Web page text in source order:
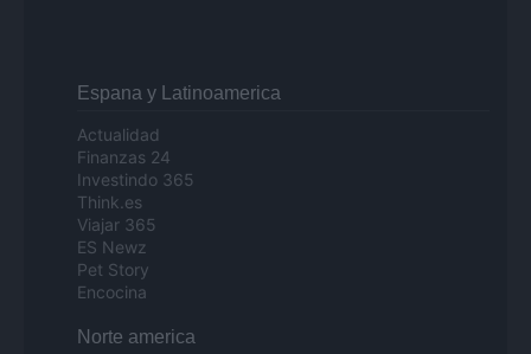
Espana y Latinoamerica
Actualidad
Finanzas 24
Investindo 365
Think.es
Viajar 365
ES Newz
Pet Story
Encocina
Norte america